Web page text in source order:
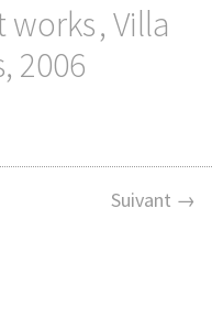
, Villa
2006
Suivant →